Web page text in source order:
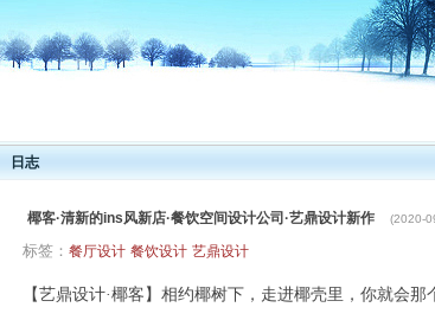
日志
椰客·清新的ins风新店·餐饮空间设计公司·艺鼎设计新作 (2020-
标签： 餐厅设计 餐饮设计 艺鼎设计
【艺鼎设计·椰客】相约椰树下，走进椰壳里，你就会那